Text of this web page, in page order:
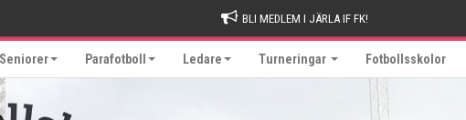
BLI MEDLEM I JÄRLA IF FK!
Seniorer Parafotboll Ledare Turneringar Fotbollsskolor